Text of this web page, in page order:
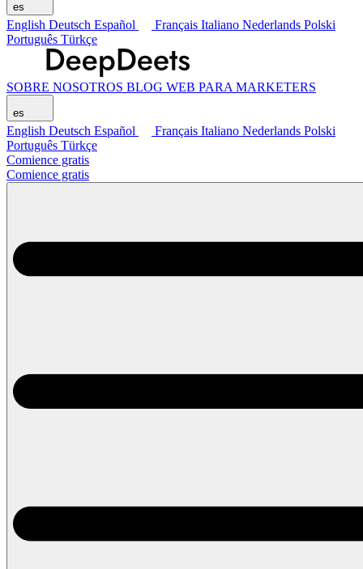
es
English Deutsch Español Français Italiano Nederlands Polski
Português Türkçe
SOBRE NOSOTROS BLOG WEB PARA MARKETERS
es
English Deutsch Español Français Italiano Nederlands Polski
Português Türkçe
Comience gratis
Comience gratis